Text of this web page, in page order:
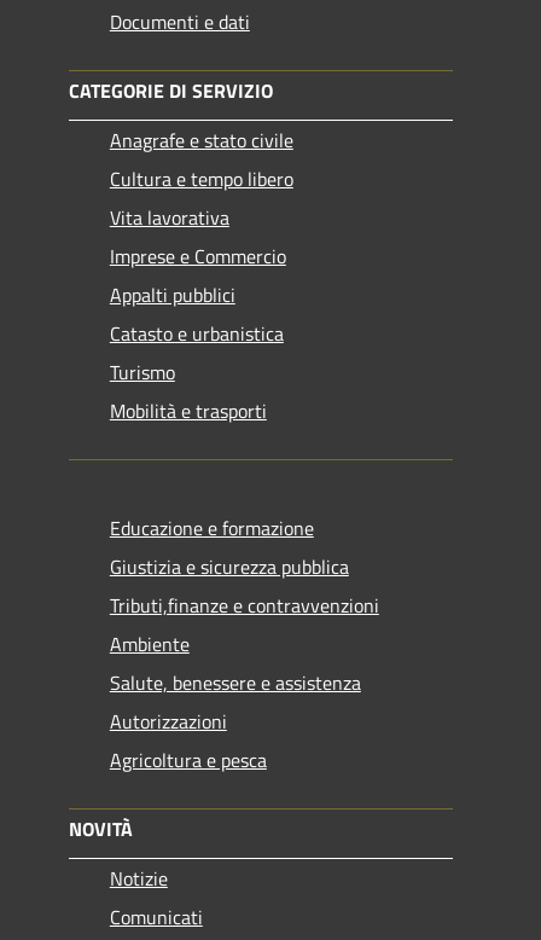
Documenti e dati
CATEGORIE DI SERVIZIO
Anagrafe e stato civile
Cultura e tempo libero
Vita lavorativa
Imprese e Commercio
Appalti pubblici
Catasto e urbanistica
Turismo
Mobilità e trasporti
Educazione e formazione
Giustizia e sicurezza pubblica
Tributi,finanze e contravvenzioni
Ambiente
Salute, benessere e assistenza
Autorizzazioni
Agricoltura e pesca
NOVITÀ
Notizie
Comunicati